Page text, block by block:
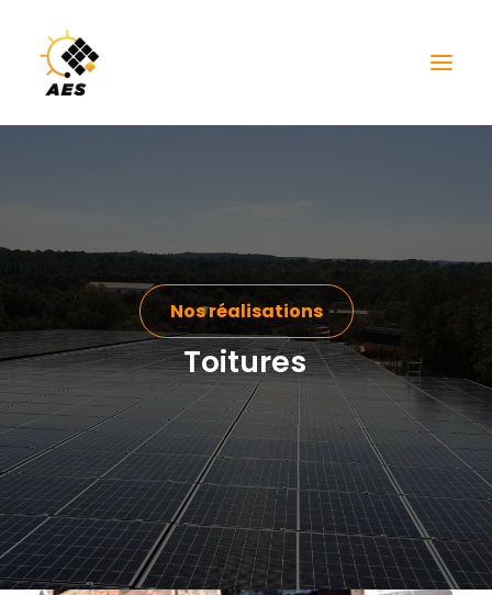
Nous contacter
Nos réalisations
Toitures